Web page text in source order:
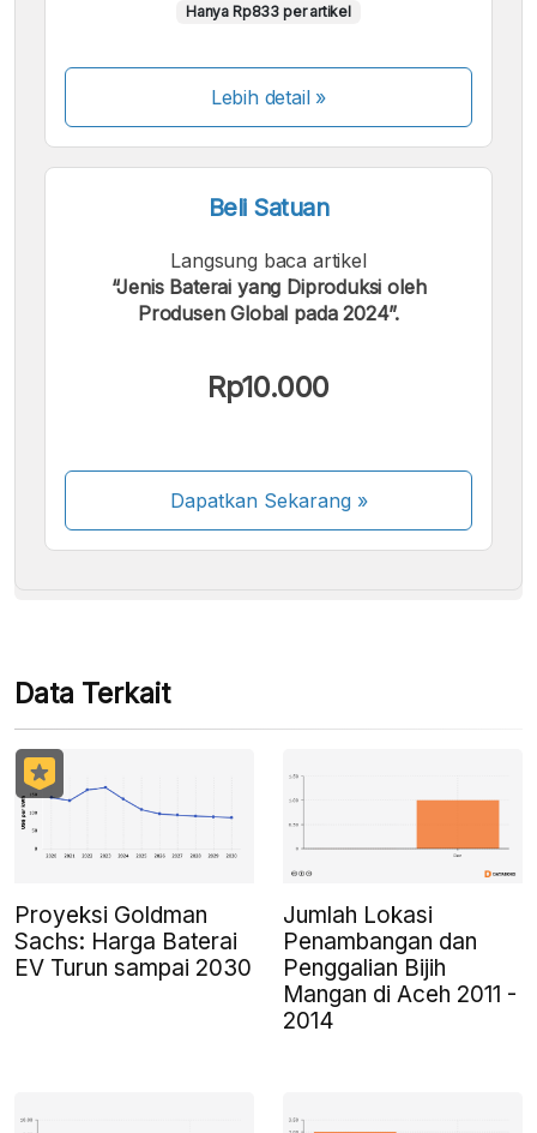
Hanya Rp833 per artikel
Lebih detail »
Beli Satuan
Langsung baca artikel
“Jenis Baterai yang Diproduksi oleh
Produsen Global pada 2024”.
Rp10.000
Dapatkan Sekarang»
Beberapa metode pembayaran masih dalam
Data Terkait
Proyeksi Goldman
Sachs: Harga Baterai
EV Turun sampai 2030
Jumlah Lokasi
Penambangan dan
Penggalian Bijih
Mangan di Aceh 2011 -
2014